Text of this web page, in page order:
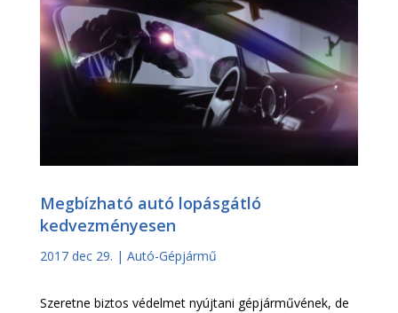
Megbízható autó lopásgátló
kedvezményesen
2017 dec 29. | Autó-Gépjármű
Szeretne biztos védelmet nyújtani gépjárművének, de